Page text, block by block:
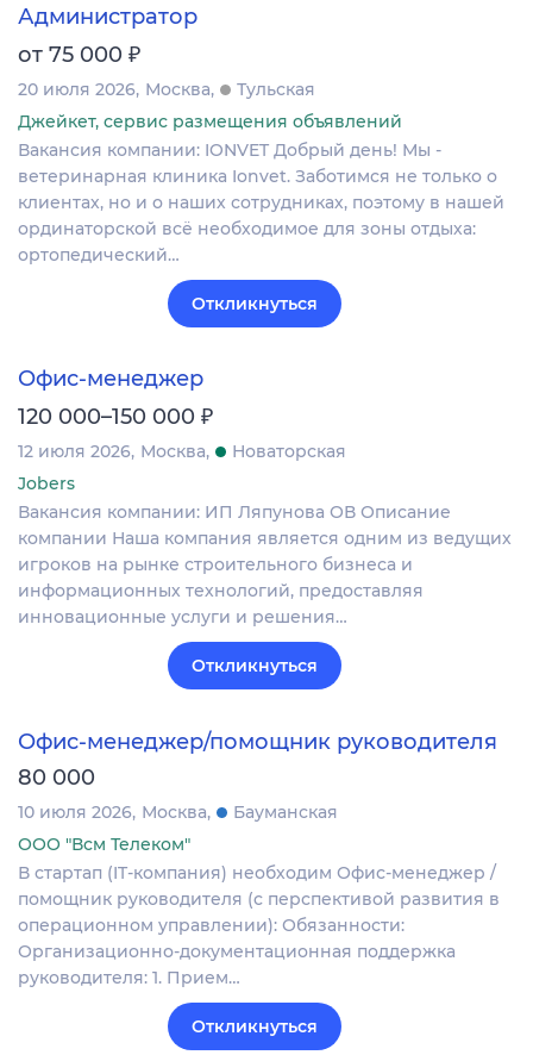
Администратор
от 75 000 ₽
20 июля 2026 Москва
Тульская
Джейкет, сервис размещения объявлений
Вакансия компании: IONVET Добрый день! Мы -
ветеринарная клиника Ionvet. Заботимся не только о
клиентах, но и о наших сотрудниках, поэтому в нашей
ординаторской всё необходимое для зоны отдыха:
ортопедический…
Откликнуться
Офис-менеджер
120 000–150 000 ₽
12 июля 2026 Москва
Новаторская
Jobers
Вакансия компании: ИП Ляпунова ОВ Описание
компании Наша компания является одним из ведущих
игроков на рынке строительного бизнеса и
информационных технологий, предоставляя
инновационные услуги и решения…
Откликнуться
Офис-менеджер/помощник руководителя
80 000
10 июля 2026 Москва
Бауманская
ООО "Всм Телеком"
В стартап (IT-компания) необходим Офис-менеджер /
помощник руководителя (с перспективой развития в
операционном управлении): Обязанности:
Организационно-документационная поддержка
руководителя: 1. Прием…
Откликнуться